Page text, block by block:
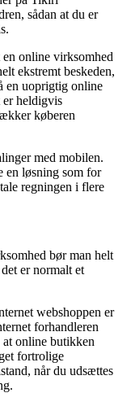
sådan at du er
online virksomhed
ekstremt beskeden,
en uoprigtig online
heldigvis
køberen
med mobilen.
en løsning som for
regningen i flere
bør man helt
er normalt et
webshoppen er
forhandleren
online butikken
fortrolige
når du udsættes